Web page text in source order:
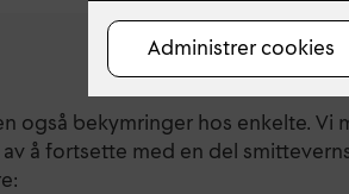
også bekymringer hos enkelte. Vi
å fortsette med en del